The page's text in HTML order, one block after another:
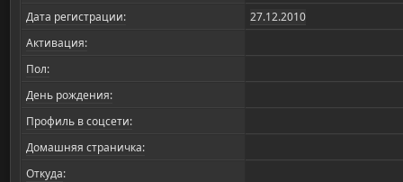
Дата регистрации:
27.12.2010
Активация:
Пол:
День рождения:
Профиль в соцсети:
Домашняя страничка:
Откуда: